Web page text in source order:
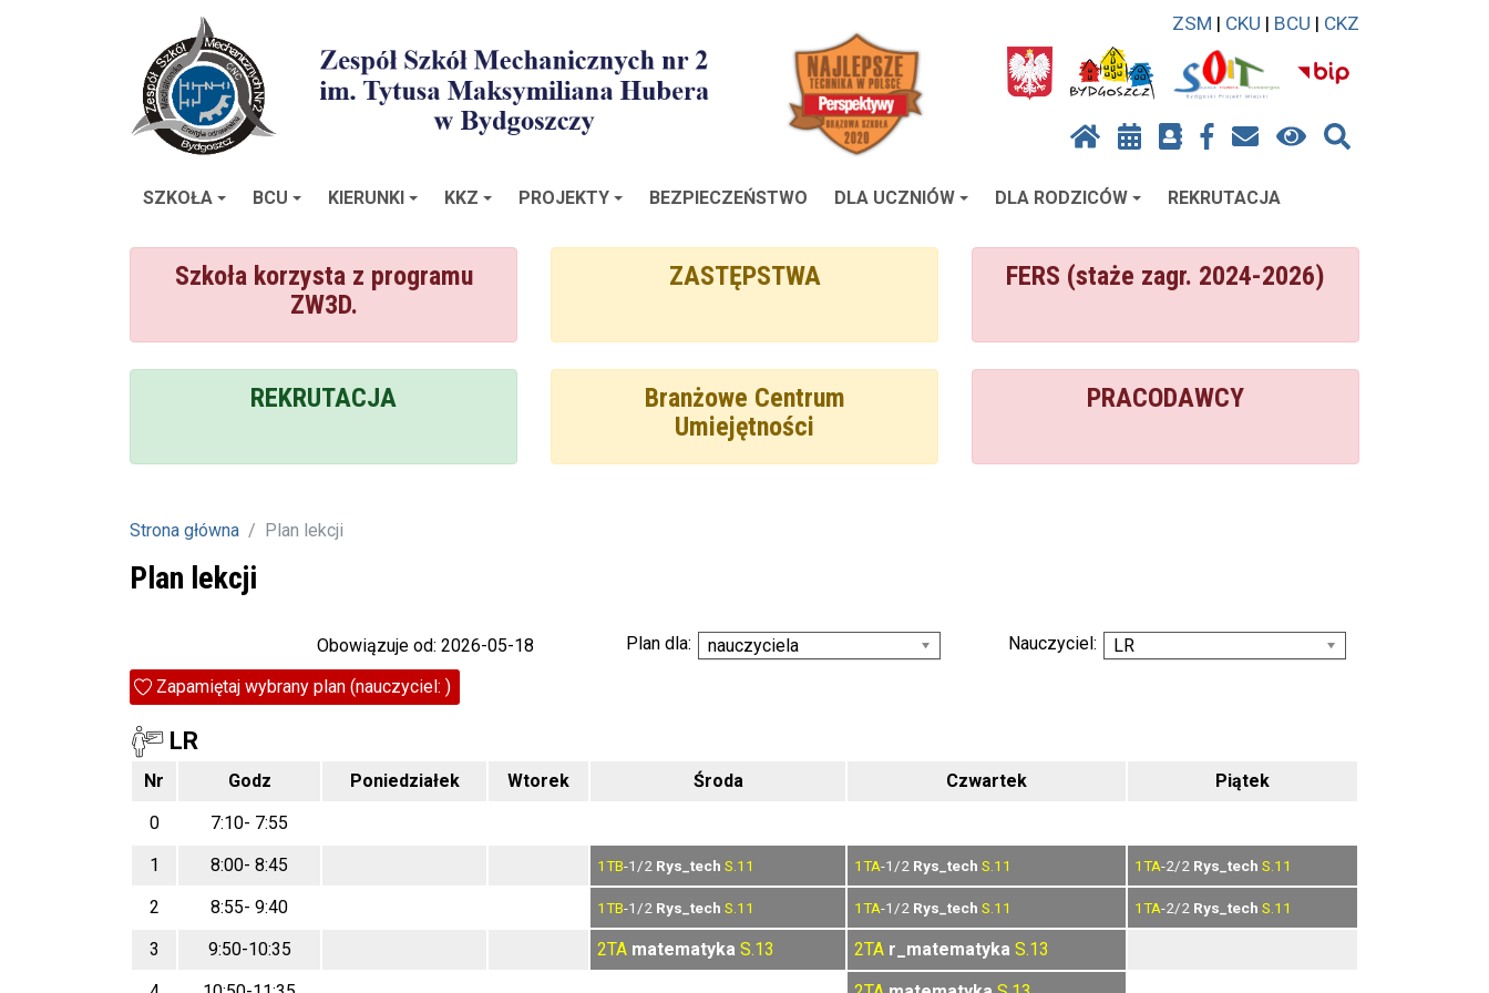
ZSM | CKU | BCU | CKZ
SZKOŁA BCU KIERUNKI KKZ PROJEKTY BEZPIECZEŃSTWO DLA UCZNIÓW DLA RODZICÓW REKRUTACJA
Szkoła korzysta z programu
ZW3D.
ZASTĘPSTWA FERS (staże zagr. 2024-2026)
REKRUTACJA
Branżowe Centrum
Umiejętności
PRACODAWCY
Strona główna Plan lekcji
Plan lekcji
Obowiązuje od: 2026-05-18 Plan dla: nauczyciela Nauczyciel:
LR
Zapamiętaj wybrany plan (nauczyciel: )
LR
Nr Godz Poniedziałek Wtorek Środa Czwartek
Piątek
0
7:10- 7:55
1
8:00- 8:45 1TB-1/2 Rys_tech S.11 1TA-1/2 Rys_tech S.11 1TA-2/2 Rys_tech S.11
2 8:55- 9:40 1TB-1/2 Rys_tech S.11 1TA-1/2 Rys_tech S.11 1TA-2/2 Rys_tech S.11
3 9:50-10:35 2TA matematyka S.13 2TA r_matematyka S.13